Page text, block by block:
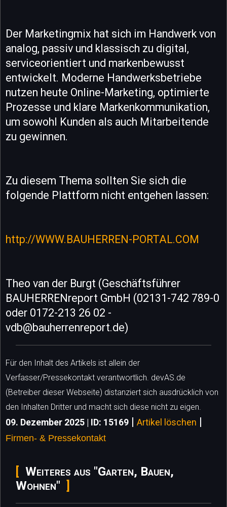
Der Marketingmix hat sich im Handwerk von
analog, passiv und klassisch zu digital,
serviceorientiert und markenbewusst
entwickelt. Moderne Handwerksbetriebe
nutzen heute Online-Marketing, optimierte
Prozesse und klare Markenkommunikation,
um sowohl Kunden als auch Mitarbeitende
zu gewinnen.
Zu diesem Thema sollten Sie sich die
folgende Plattform nicht entgehen lassen:
http://WWW.BAUHERREN-PORTAL.COM
Theo van der Burgt (Geschäftsführer
BAUHERRENreport GmbH (02131-742 789-0
oder 0172-213 26 02 -
vdb@bauherrenreport.de)
Für den Inhalt des Artikels ist allein der
Verfasser/Pressekontakt verantwortlich. devAS.de
(Betreiber dieser Webseite) distanziert sich ausdrücklich von
den Inhalten Dritter und macht sich diese nicht zu eigen.
09. Dezember 2025 | ID: 15169 | Artikel löschen |
Firmen- & Pressekontakt
Weiteres aus "Garten, Bauen,
Wohnen"